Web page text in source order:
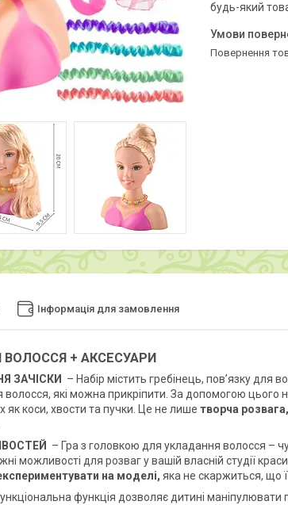
будь-який
повернення
Інформація для замовлення
+ АКСЕСУАРИ
ЗАЧІСКИ
– Набір містить гребінець, пов’язку для
волосся, які можна прикріпити. За допомогою цього
як коси, хвости та пучки. Це не лише творча
– Гра з головкою для укладання волосся –
можливості для розваг у вашій власній студії
на моделі, яка не скаржиться, що
функція дозволяє дитині